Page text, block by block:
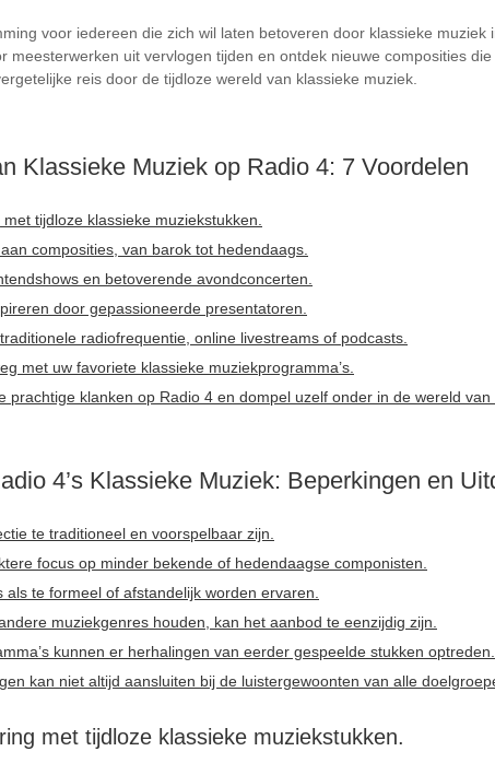
voor iedereen die zich wil laten betoveren door klassieke
meesterwerken uit vervlogen tijden en ontdek nieuwe composities
reis door de tijdloze wereld van klassieke muziek.
Klassieke Muziek op Radio 4: 7 Voordelen
tijdloze klassieke muziekstukken.
composities, van barok tot hedendaags.
en betoverende avondconcerten.
door gepassioneerde presentatoren.
radiofrequentie, online livestreams of podcasts.
met uw favoriete klassieke muziekprogramma’s.
prachtige klanken op Radio 4 en dompel uzelf onder in de wereld van
4’s Klassieke Muziek: Beperkingen en
te traditioneel en voorspelbaar zijn.
focus op minder bekende of hedendaagse componisten.
te formeel of afstandelijk worden ervaren.
muziekgenres houden, kan het aanbod te eenzijdig zijn.
kunnen er herhalingen van eerder gespeelde stukken optreden.
kan niet altijd aansluiten bij de luistergewoonten van alle
met tijdloze klassieke muziekstukken.